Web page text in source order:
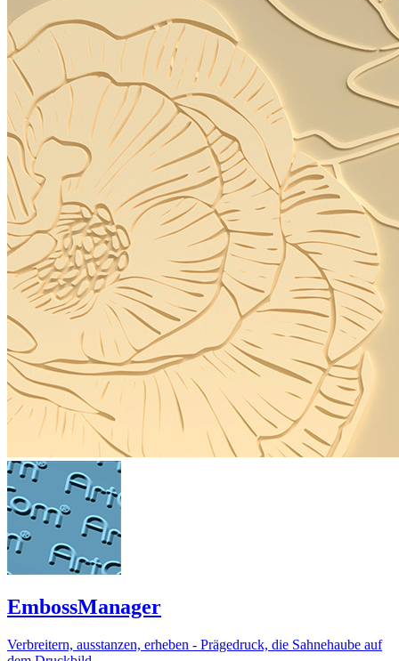
EmbossManager
Verbreitern, ausstanzen, erheben - Prägedruck, die Sahnehaube auf